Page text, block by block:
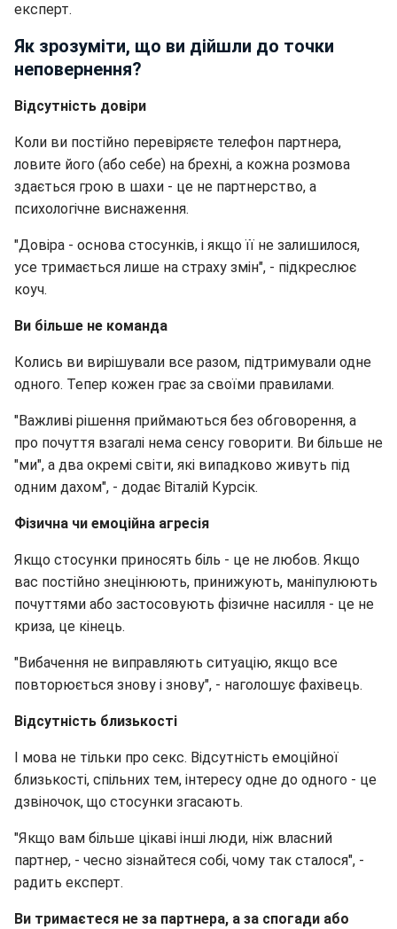
експерт.
Як зрозуміти, що ви дійшли до точки
неповернення?
Відсутність довіри
Коли ви постійно перевіряєте телефон партнера,
ловите його (або себе) на брехні, а кожна розмова
здається грою в шахи - це не партнерство, а
психологічне виснаження.
"Довіра - основа стосунків, і якщо її не залишилося,
усе тримається лише на страху змін", - підкреслює
коуч.
Ви більше не команда
Колись ви вирішували все разом, підтримували одне
одного. Тепер кожен грає за своїми правилами.
"Важливі рішення приймаються без обговорення, а
про почуття взагалі нема сенсу говорити. Ви більше не
"ми", а два окремі світи, які випадково живуть під
одним дахом", - додає Віталій Курсік.
Фізична чи емоційна агресія
Якщо стосунки приносять біль - це не любов. Якщо
вас постійно знецінюють, принижують, маніпулюють
почуттями або застосовують фізичне насилля - це не
криза, це кінець.
"Вибачення не виправляють ситуацію, якщо все
повторюється знову і знову", - наголошує фахівець.
Відсутність близькості
І мова не тільки про секс. Відсутність емоційної
близькості, спільних тем, інтересу одне до одного - це
дзвіночок, що стосунки згасають.
"Якщо вам більше цікаві інші люди, ніж власний
партнер, - чесно зізнайтеся собі, чому так сталося", -
радить експерт.
Ви тримаєтеся не за партнера, а за спогади або